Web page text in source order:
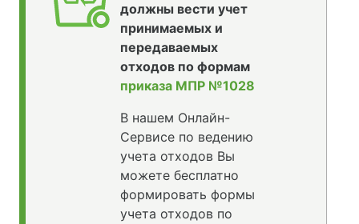
должны вести учет
принимаемых и
передаваемых
отходов по формам
приказа МПР №1028
В нашем Онлайн-
Сервисе по ведению
учета отходов Вы
можете бесплатно
формировать формы
учета отходов по